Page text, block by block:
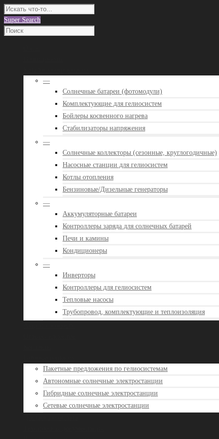
Super Search
—
Солнечные батареи (фотомодули)
Комплектующие для гелиосистем
Бойлеры косвенного нагрева
Стабилизаторы напряжения
—
Солнечные коллекторы (сезонные, круглогодичные)
Насосные станции для гелиосистем
Котлы отопления
Бензиновые/Дизельные генераторы
—
Аккумуляторные батареи
Контроллеры заряда для солнечных батарей
Печи и камины
Кондиционеры
—
Инверторы
Контроллеры для гелиосистем
Тепловые насосы
Трубопровод, комплектующие и теплоизоляция
Пакетные предложения по гелиосистемам
Автономные солнечные электростанции
Гибридные солнечные электростанции
Сетевые солнечные электростанции